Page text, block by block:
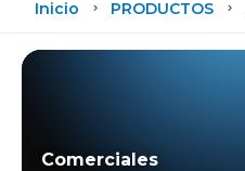
Inicio PRODUCTOS
Comerciales